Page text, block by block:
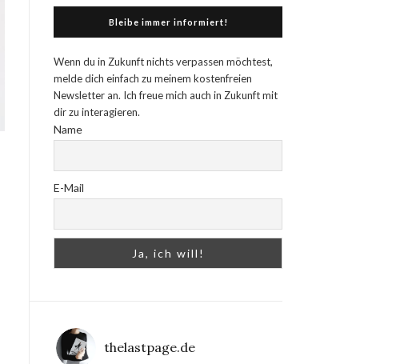
Bleibe immer informiert!
Wenn du in Zukunft nichts verpassen möchtest,
melde dich einfach zu meinem kostenfreien
Newsletter an. Ich freue mich auch in Zukunft mit
dir zu interagieren.
Name
E-Mail
thelastpage.de